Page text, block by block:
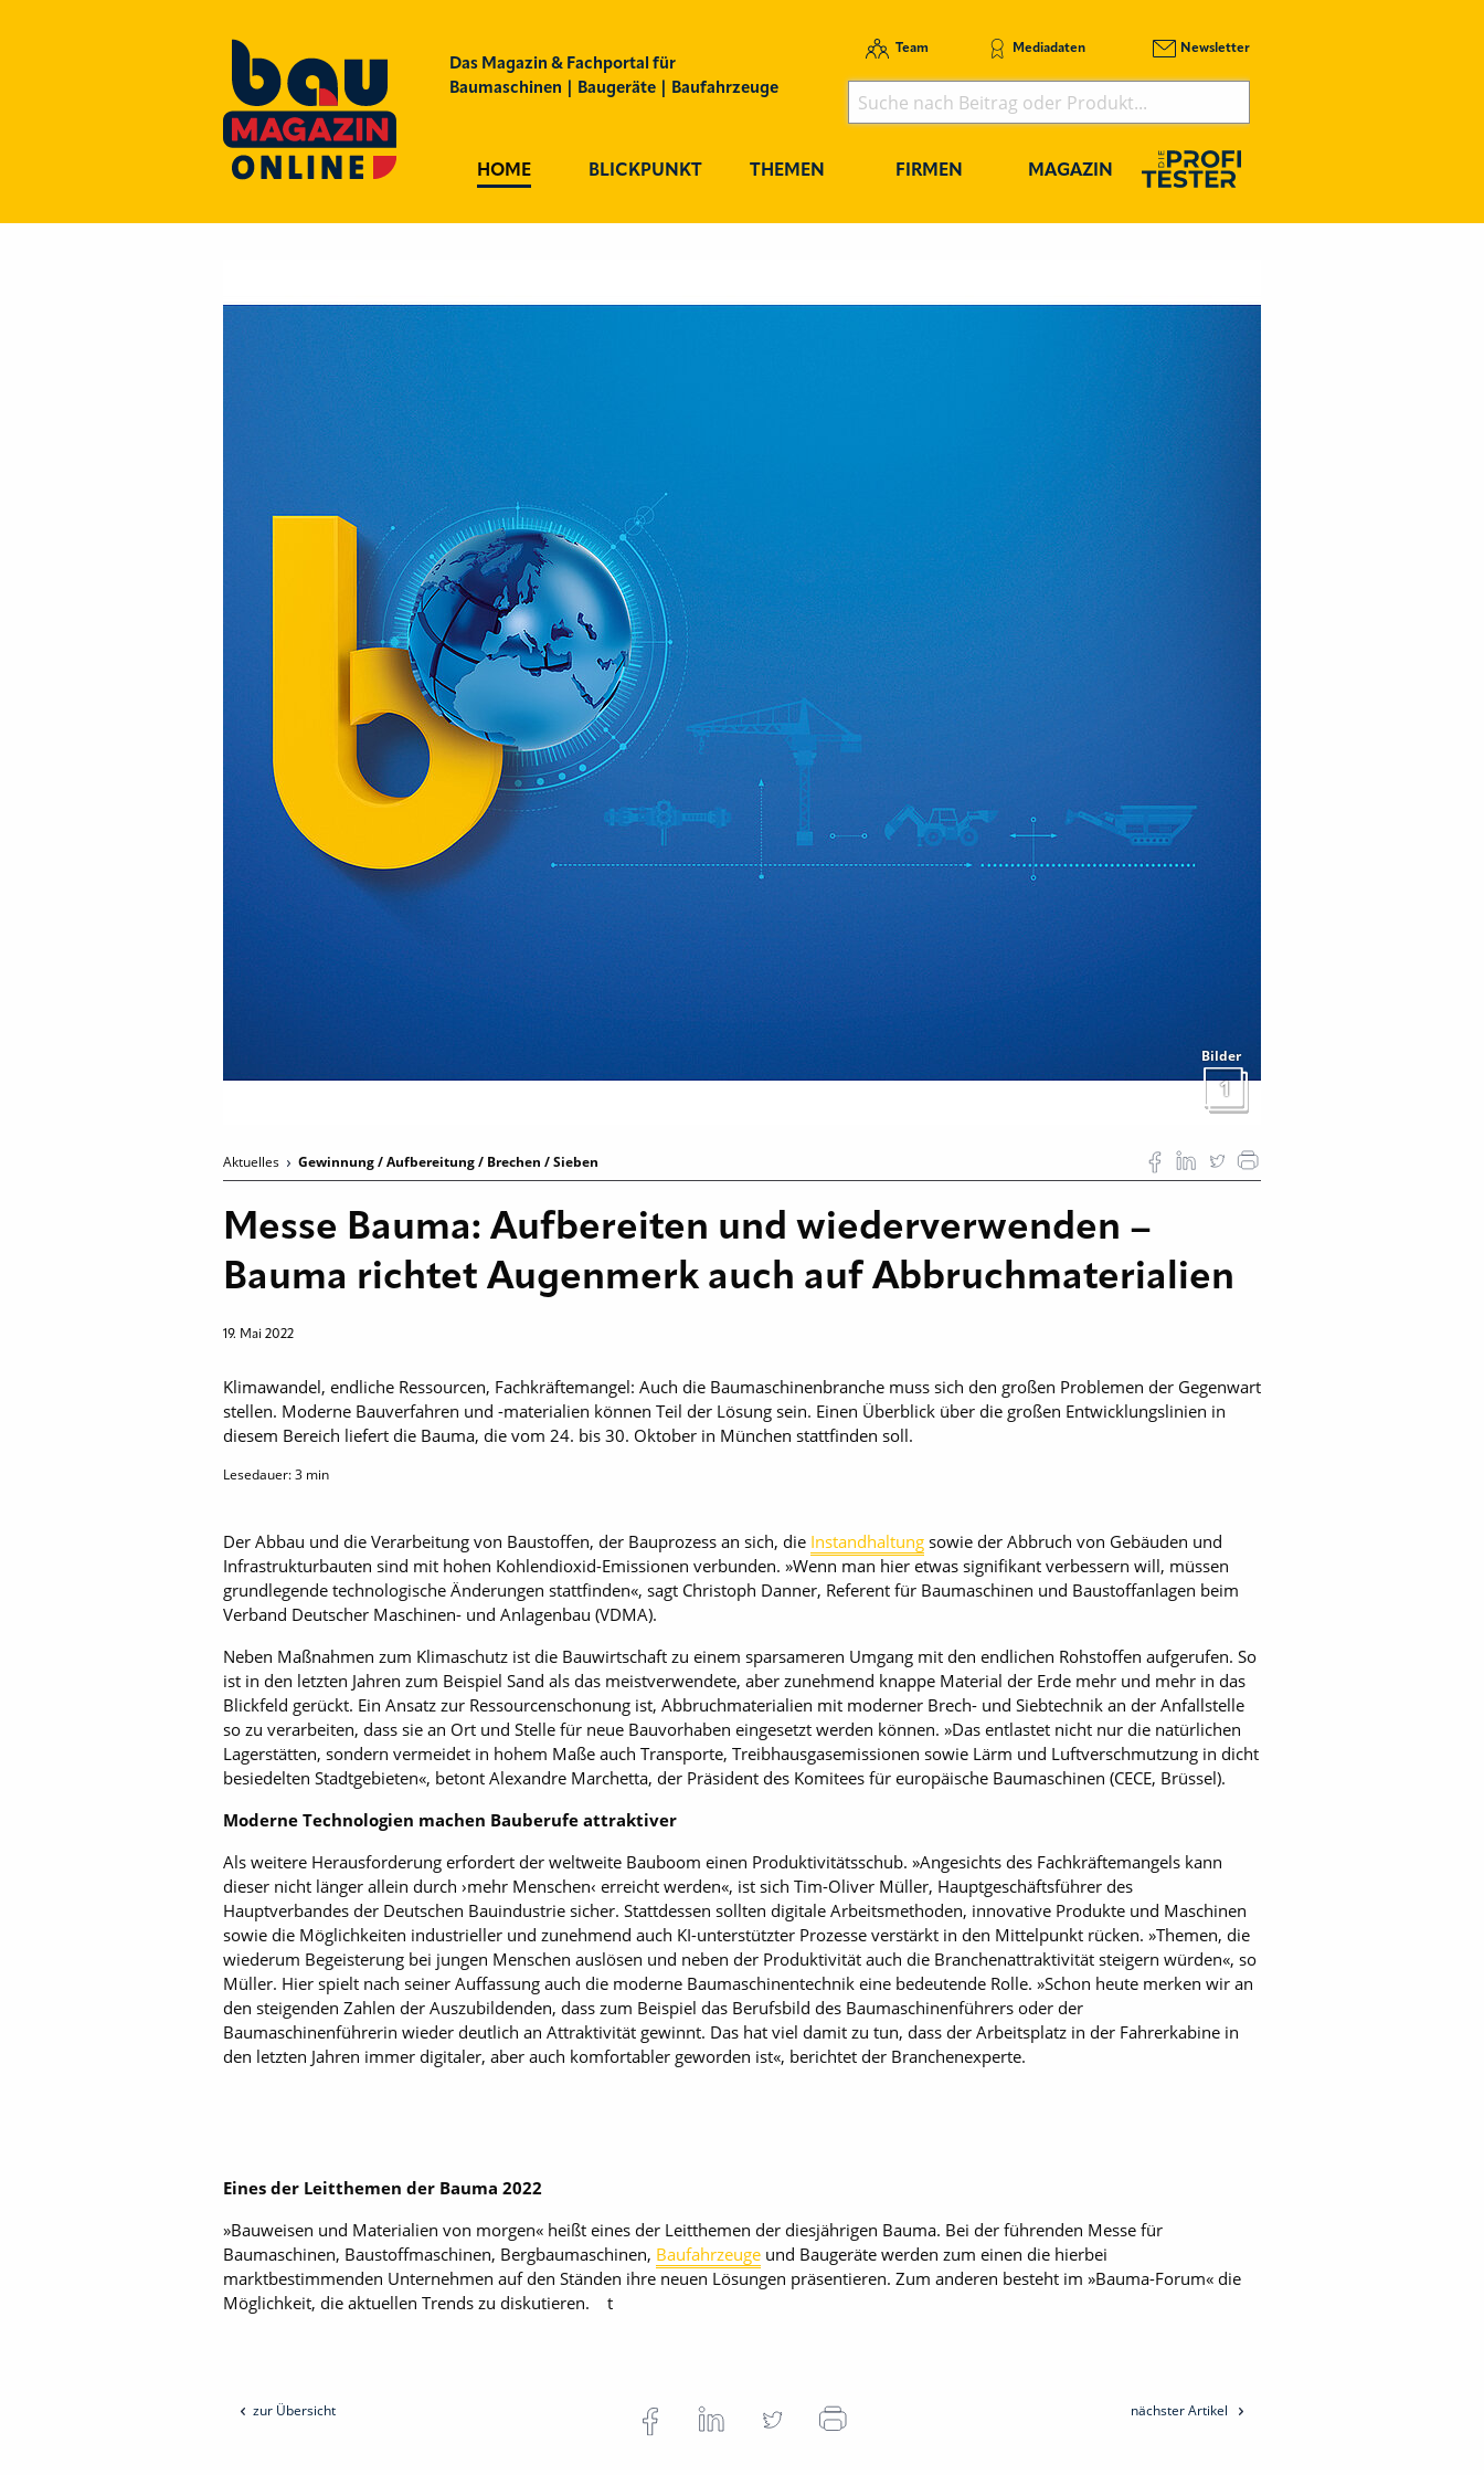
Das Magazin & Fachportal für
Baumaschinen | Baugeräte | Baufahrzeuge
Team Mediadaten Newsletter
HOME BLICKPUNKT THEMEN FIRMEN MAGAZIN
Bilder
1
Aktuelles Gewinnung / Aufbereitung / Brechen / Sieben
Messe Bauma: Aufbereiten und wiederverwenden –
Bauma richtet Augenmerk auch auf Abbruchmaterialien
19. Mai 2022
Klimawandel, endliche Ressourcen, Fachkräftemangel: Auch die Baumaschinenbranche muss sich den großen Problemen der Gegenwart
stellen. Moderne Bauverfahren und -materialien können Teil der Lösung sein. Einen Überblick über die großen Entwicklungslinien in
diesem Bereich liefert die Bauma, die vom 24. bis 30. Oktober in München stattfinden soll.
Lesedauer:3 min
Der Abbau und die Verarbeitung von Baustoffen, der Bauprozess an sich, die Instandhaltung sowie der Abbruch von Gebäuden und
Infrastrukturbauten sind mit hohen Kohlendioxid-Emissionen verbunden. »Wenn man hier etwas signifikant verbessern will, müssen
grundlegende technologische Änderungen stattfinden«, sagt Christoph Danner, Referent für Baumaschinen und Baustoffanlagen beim
Verband Deutscher Maschinen- und Anlagenbau (VDMA).
Neben Maßnahmen zum Klimaschutz ist die Bauwirtschaft zu einem sparsameren Umgang mit den endlichen Rohstoffen aufgerufen. So
ist in den letzten Jahren zum Beispiel Sand als das meistverwendete, aber zunehmend knappe Material der Erde mehr und mehr in das
Blickfeld gerückt. Ein Ansatz zur Ressourcenschonung ist, Ab­bruchmaterialien mit moderner Brech- und Siebtechnik an der Anfallstelle
so zu verarbeiten, dass sie an Ort und Stelle für neue Bauvorhaben eingesetzt werden können. »Das entlastet nicht nur die natürlichen
Lagerstätten, sondern vermeidet in hohem Maße auch Transporte, Treibhausgasemissionen sowie Lärm und Luftverschmutzung in dicht
besiedelten Stadtgebieten«, betont Alexandre Marchetta, der Präsident des Komitees für europäische Baumaschinen (CECE, Brüssel).
Moderne Technologien machen Bauberufe attraktiver
Als weitere Herausforderung erfordert der weltweite Bauboom einen Produktivitätsschub. »Angesichts des Fachkräftemangels kann
dieser nicht länger allein durch ›mehr Menschen‹ erreicht werden«, ist sich Tim-Oliver Müller, Hauptgeschäftsführer des
Hauptverbandes der Deutschen Bauindustrie sicher. Stattdessen sollten digitale Arbeitsmethoden, innovative Produkte und Maschinen
sowie die Möglichkeiten industrieller und zunehmend auch KI-unterstützter Prozesse verstärkt in den Mittelpunkt rücken. »Themen, die
wiederum Begeisterung bei jungen Menschen auslösen und neben der Produktivität auch die Branchenattraktivität steigern würden«, so
Müller. Hier spielt nach seiner Auffassung auch die moderne Baumaschinentechnik eine bedeutende Rolle. »Schon heute merken wir an
den steigenden Zahlen der Auszubildenden, dass zum Beispiel das Berufsbild des Baumaschinenführers oder der
Baumaschinenführerin wieder deutlich an Attraktivität gewinnt. Das hat viel damit zu tun, dass der Arbeitsplatz in der Fahrerkabine in
den letzten Jahren immer digitaler, aber auch komfortabler geworden ist«, berichtet der Branchenexperte.
Eines der Leitthemen der Bauma 2022
»Bauweisen und Materialien von morgen« heißt eines der Leitthemen der diesjährigen Bauma. Bei der führenden Messe für
Baumaschinen, Baustoffmaschinen, Bergbaumaschinen, Baufahrzeuge und Baugeräte werden zum einen die hierbei
marktbestimmenden Unternehmen auf den Ständen ihre neuen Lösungen präsentieren. Zum anderen besteht im »Bauma-Forum« die
Möglichkeit, die aktuellen Trends zu diskutieren. t
zur Übersicht nächster Artikel